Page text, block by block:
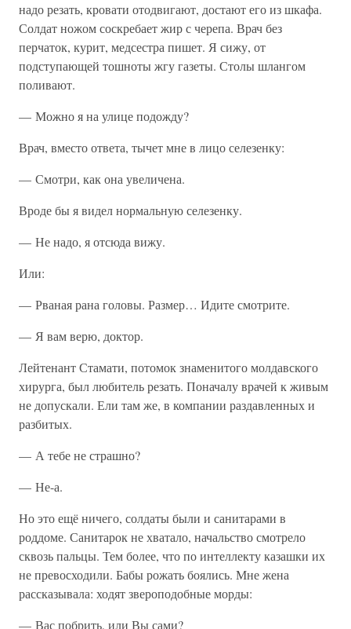
надо резать, кровати отодвигают, достают его из шкафа.
Солдат ножом соскребает жир с черепа. Врач без
перчаток, курит, медсестра пишет. Я сижу, от
подступающей тошноты жгу газеты. Столы шлангом
поливают.
— Можно я на улице подожду?
Врач, вместо ответа, тычет мне в лицо селезенку:
— Смотри, как она увеличена.
Вроде бы я видел нормальную селезенку.
— Не надо, я отсюда вижу.
Или:
— Рваная рана головы. Размер… Идите смотрите.
— Я вам верю, доктор.
Лейтенант Стамати, потомок знаменитого молдавского
хирурга, был любитель резать. Поначалу врачей к живым
не допускали. Ели там же, в компании раздавленных и
разбитых.
— А тебе не страшно?
— Не-а.
Но это ещё ничего, солдаты были и санитарами в
роддоме. Санитарок не хватало, начальство смотрело
сквозь пальцы. Тем более, что по интеллекту казашки их
не превосходили. Бабы рожать боялись. Мне жена
рассказывала: ходят звероподобные морды:
— Вас побрить, или Вы сами?